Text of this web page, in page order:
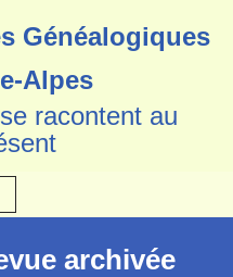
Généalogiques
Alpes
racontent au
archivée